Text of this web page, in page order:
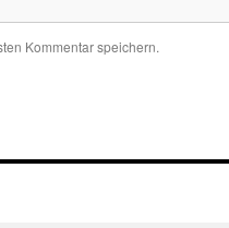
Kommentar speichern.